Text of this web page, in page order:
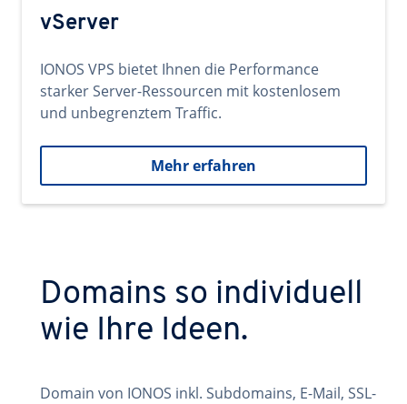
vServer
IONOS VPS bietet Ihnen die Performance
starker Server-Ressourcen mit kostenlosem
und unbegrenztem Traffic.
Mehr erfahren
Domains so individuell
wie Ihre Ideen.
Domain von IONOS inkl. Subdomains, E-Mail, SSL-